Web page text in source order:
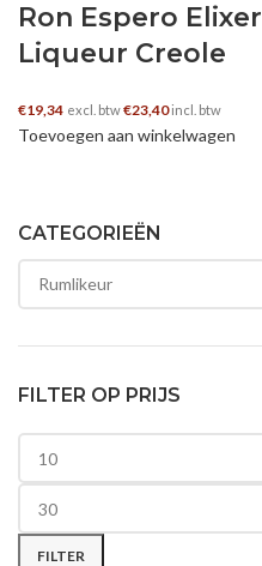
CATEGORIEËN
FILTER OP PRIJS
Min. prijs
Max. prijs
FILTER
Ron Espero Elixer
Liqueur Creole
€19,34 excl. btw€23,40incl. btw
Toevoegen aan winkelwagen